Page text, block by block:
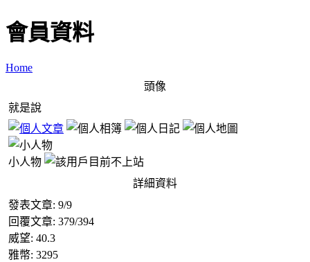
會員資料
Home
頭像
就是說
小人物
詳細資料
發表文章: 9/9
回覆文章: 379/394
威望: 40.3
雅幣: 3295